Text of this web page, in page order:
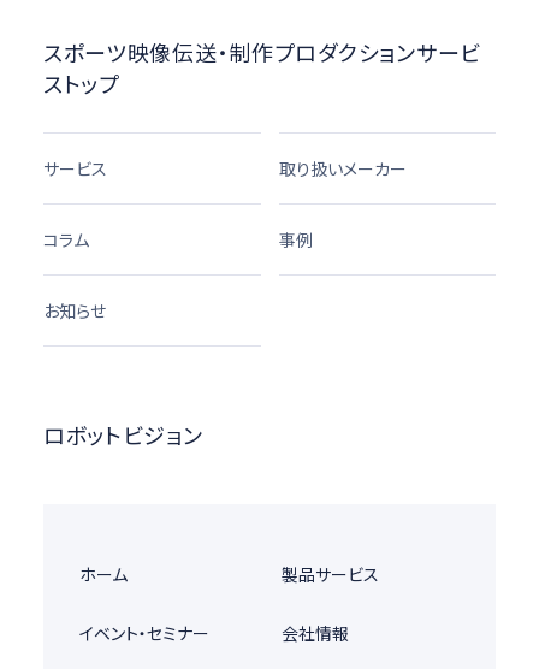
スポーツ映像伝送・制作プロダクションサービ
ストップ
サービス 取り扱いメーカー
コラム 事例
お知らせ
ロボットビジョン
ホーム 製品サービス
イベント・セミナー 会社情報